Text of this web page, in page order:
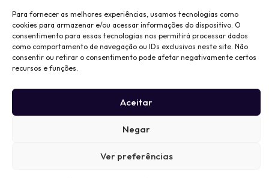
Para fornecer as melhores experiências, usamos tecnologias como
cookies para armazenar e/ou acessar informações do dispositivo. O
consentimento para essas tecnologias nos permitirá processar dados
como comportamento de navegação ou IDs exclusivos neste site. Não
consentir ou retirar o consentimento pode afetar negativamente certos
recursos e funções.
Aceitar
Negar
Ver preferências